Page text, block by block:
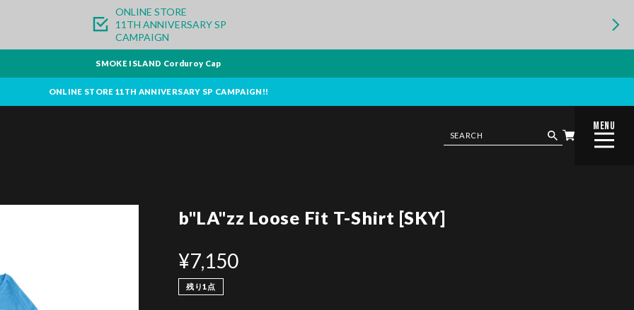
ONLINE STORE
11TH ANNIVERSARY SP
CAMPAIGN
SMOKE ISLAND Corduroy Cap
ONLINE STORE 11TH ANNIVERSARY SP CAMPAIGN!!
MENU
CLOSE
b"LA"zz Loose Fit T-Shirt [SKY]
¥7,150
残り1点